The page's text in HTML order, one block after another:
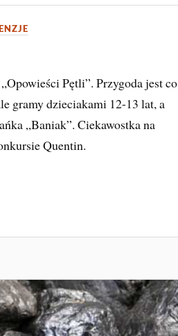
Pętli”. Przygoda jest co
gramy dzieciakami 12-13 lat, a
„Baniak”. Ciekawostka na
Quentin.